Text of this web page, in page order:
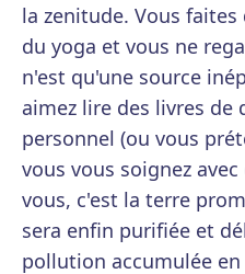
la zenitude. Vous
du yoga et vous ne
n'est qu'une source
aimez lire des livres de
personnel (ou vous
vous vous soignez
vous, c'est la terre
sera enfin purifiée et
pollution accumulée en